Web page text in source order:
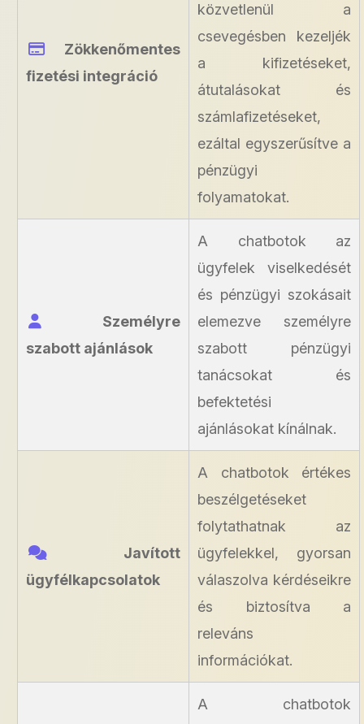
Zökkenőmentes
fizetési integráció
közvetlenül a
csevegésben kezeljék
a kifizetéseket,
átutalásokat és
számlafizetéseket,
ezáltal egyszerűsítve a
pénzügyi
folyamatokat.
Személyre
szabott ajánlások
A chatbotok az
ügyfelek viselkedését
és pénzügyi szokásait
elemezve személyre
szabott pénzügyi
tanácsokat és
befektetési
ajánlásokat kínálnak.
Javított
ügyfélkapcsolatok
A chatbotok értékes
beszélgetéseket
folytathatnak az
ügyfelekkel, gyorsan
válaszolva kérdéseikre
és biztosítva a
releváns
információkat.
A chatbotok